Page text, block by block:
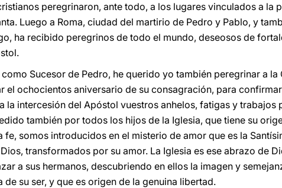
peregrinaron, ante todo, a los lugares vinculados a la
Luego a Roma, ciudad del martirio de Pedro y Pablo, y
ha recibido peregrinos de todo el mundo, deseosos de
Sucesor de Pedro, he querido yo también peregrinar a la
el ochocientos aniversario de su consagración, para
la intercesión del Apóstol vuestros anhelos, fatigas y trabajos
también por todos los hijos de la Iglesia, que tiene su
somos introducidos en el misterio de amor que es la
transformados por su amor. La Iglesia es ese abrazo de
a sus hermanos, descubriendo en ellos la imagen y
su ser, y que es origen de la genuina libertad.